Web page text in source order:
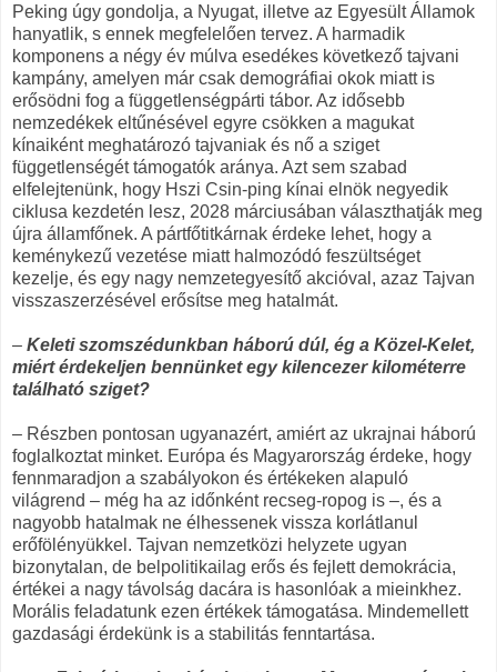
Peking úgy gondolja, a Nyugat, illetve az Egyesült Államok
hanyatlik, s ennek megfelelően tervez. A harmadik
komponens a négy év múlva esedékes következő tajvani
kampány, amelyen már csak demográfiai okok miatt is
erősödni fog a függetlenségpárti tábor. Az idősebb
nemzedékek eltűnésével egyre csökken a magukat
kínaiként meghatározó tajvaniak és nő a sziget
függetlenségét támogatók aránya. Azt sem szabad
elfelejtenünk, hogy Hszi Csin-ping kínai elnök negyedik
ciklusa kezdetén lesz, 2028 márciusában választhatják meg
újra államfőnek. A pártfőtitkárnak érdeke lehet, hogy a
keménykezű vezetése miatt halmozódó feszültséget
kezelje, és egy nagy nemzetegyesítő akcióval, azaz Tajvan
visszaszerzésével erősítse meg hatalmát.
– Keleti szomszédunkban háború dúl, ég a Közel-Kelet,
miért érdekeljen bennünket egy kilencezer kilométerre
található sziget?
– Részben pontosan ugyanazért, amiért az ukrajnai háború
foglalkoztat minket. Európa és Magyarország érdeke, hogy
fennmaradjon a szabályokon és értékeken alapuló
világrend – még ha az időnként recseg-ropog is –, és a
nagyobb hatalmak ne élhessenek vissza korlátlanul
erőfölényükkel. Tajvan nemzetközi helyzete ugyan
bizonytalan, de belpolitikailag erős és fejlett demokrácia,
értékei a nagy távolság dacára is hasonlóak a mieinkhez.
Morális feladatunk ezen értékek támogatása. Mindemellett
gazdasági érdekünk is a stabilitás fenntartása.